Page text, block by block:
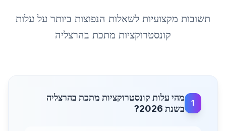
תשובות מקצועיות לשאלות הנפוצות ביותר על עלות
קונסטרוקציות מתכת בהרצליה
1
מהי עלות קונסטרוקציות מתכת בהרצליה
בשנת 2026?